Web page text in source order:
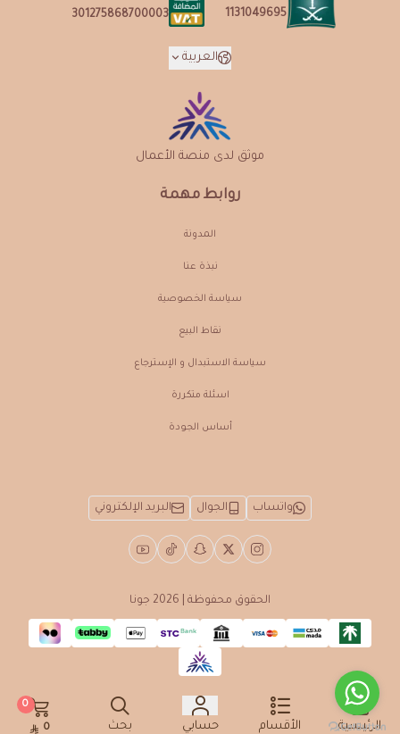
روابط مهمة
المدونة
نبذة عنـا
سياسة الخصوصية
نقاط البيع
سياسة الاستبدال و الإسترجاع
اسئلة متكررة
أساس الجودة
1131049695
301275868700003
العربية
موثق لدى منصة الأعمال
واتساب الجوال البريد الإلكتروني
الحقوق محفوظة | 2026 جونا
الرئيسية الأقسام حسابي بحث
0
0